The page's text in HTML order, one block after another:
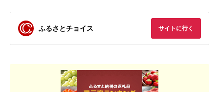
ふるさとチョイス サイトに行く